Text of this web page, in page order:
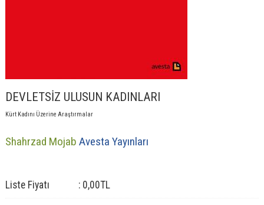
DEVLETSİZ ULUSUN KADINLARI
Kürt Kadını Üzerine Araştırmalar
Shahrzad Mojab Avesta Yayınları
Liste Fiyatı : 0,00TL